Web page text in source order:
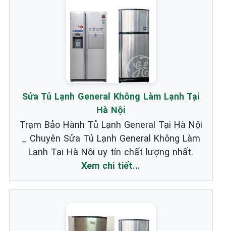
Sửa Tủ Lạnh General Không Làm Lạnh Tại
Hà Nội
Trạm Bảo Hành Tủ Lạnh General Tại Hà Nội
_ Chuyên Sửa Tủ Lạnh General Không Làm
Lạnh Tại Hà Nội uy tín chất lượng nhất.
Xem chi tiết...